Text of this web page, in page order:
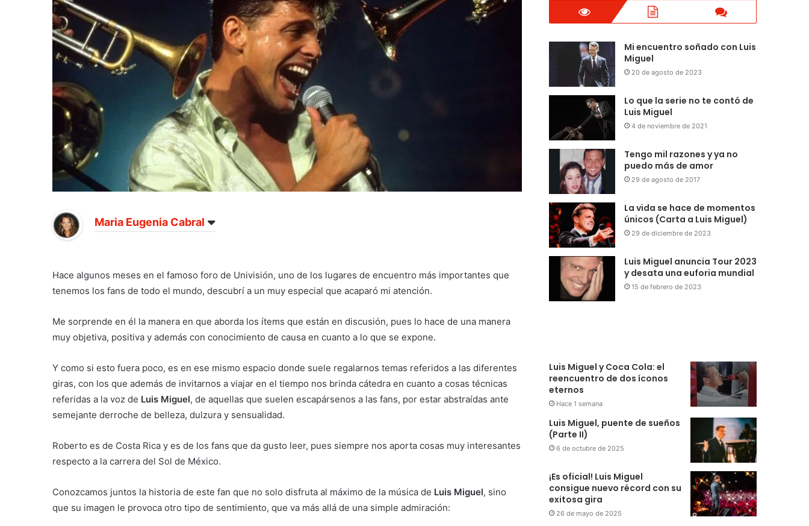
Maria Eugenia Cabral
Hace algunos meses en el famoso foro de Univisión, uno de los lugares de encuentro más importantes que
tenemos los fans de todo el mundo, descubrí a un muy especial que acaparó mi atención.
Me sorprende en él la manera en que aborda los ítems que están en discusión, pues lo hace de una manera
muy objetiva, positiva y además con conocimiento de causa en cuanto a lo que se expone.
Y como si esto fuera poco, es en ese mismo espacio donde suele regalarnos temas referidos a las diferentes
giras, con los que además de invitarnos a viajar en el tiempo nos brinda cátedra en cuanto a cosas técnicas
referidas a la voz de Luis Miguel, de aquellas que suelen escapársenos a las fans, por estar abstraídas ante
semejante derroche de belleza, dulzura y sensualidad.
Roberto es de Costa Rica y es de los fans que da gusto leer, pues siempre nos aporta cosas muy interesantes
respecto a la carrera del Sol de México.
Conozcamos juntos la historia de este fan que no solo disfruta al máximo de la música de Luis Miguel, sino
que su imagen le provoca otro tipo de sentimiento, que va más allá de una simple admiración:
Mi encuentro soñado con Luis
Miguel
20 de agosto de 2023
Lo que la serie no te contó de
Luis Miguel
4 de noviembre de 2021
Tengo mil razones y ya no
puedo más de amor
29 de agosto de 2017
La vida se hace de momentos
únicos (Carta a Luis Miguel)
29 de diciembre de 2023
Luis Miguel anuncia Tour 2023
y desata una euforia mundial
15 de febrero de 2023
Luis Miguel y Coca Cola: el
reencuentro de dos íconos
eternos
Hace 1 semana
Luis Miguel, puente de sueños
(Parte II)
6 de octubre de 2025
¡Es oficial! Luis Miguel
consigue nuevo récord con su
exitosa gira
26 de mayo de 2025